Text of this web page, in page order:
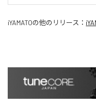
iYAMATOの他のリリース：